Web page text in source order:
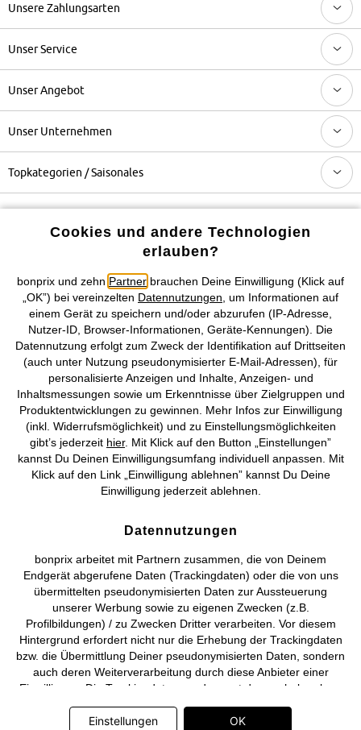
Unsere Zahlungsarten
Unser Service
Unser Angebot
Unser Unternehmen
Topkategorien / Saisonales
Mehr von bonprix auf
Preisangaben inkl. gesetzl. MwSt. und zzgl.
Service- &
Versandkosten
AGB Datenschutz Cookie-Einstellungen Impressum
Vertrag widerrufen
©2026 bonprix.Alle Rechte vorbehalten.
Deutsch Français
Cookies und andere Technologien
erlauben?
bonprix und zehn Partner brauchen Deine Einwilligung (Klick auf
„OK”) bei vereinzelten Datennutzungen , um Informationen auf
einem Gerät zu speichern und/oder abzurufen (IP-Adresse,
Nutzer-ID, Browser-Informationen, Geräte-Kennungen). Die
Datennutzung erfolgt zum Zweck der Identifikation auf Drittseiten
(auch unter Nutzung pseudonymisierter E-Mail-Adressen), für
personalisierte Anzeigen und Inhalte, Anzeigen- und
Inhaltsmessungen sowie um Erkenntnisse über Zielgruppen und
Produktentwicklungen zu gewinnen. Mehr Infos zur Einwilligung
(inkl. Widerrufsmöglichkeit) und zu Einstellungsmöglichkeiten
gibt’s jederzeit hier. Mit Klick auf den Button „Einstellungen”
kannst Du Deinen Einwilligungsumfang individuell anpassen. Mit
Klick auf den Link „Einwilligung ablehnen” kannst Du Deine
Einwilligung jederzeit ablehnen.
Datennutzungen
bonprix arbeitet mit Partnern zusammen, die von Deinem
Endgerät abgerufene Daten (Trackingdaten) oder die von uns
übermittelten pseudonymisierten Daten zur Aussteuerung
unserer Werbung sowie zu eigenen Zwecken (z.B.
Profilbildungen) / zu Zwecken Dritter verarbeiten. Vor diesem
Hintergrund erfordert nicht nur die Erhebung der Trackingdaten
bzw. die Übermittlung Deiner pseudonymisierten Daten, sondern
auch deren Weiterverarbeitung durch diese Anbieter einer
Einwilligung. Die Trackingdaten werden erst dann erhoben bzw.
Deine pseudonymisierten Daten erst dann übermittelt, wenn Du
auf den in dem Banner auf bonprix.de wiedergebenden Button
Einstellungen OK